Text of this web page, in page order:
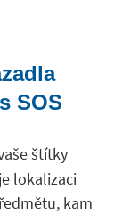
SOS
štítky
lokalizaci
kam